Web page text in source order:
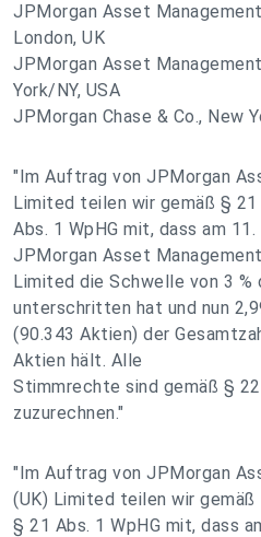
JPMorgan Asset
London, UK
JPMorgan Asset
York/NY, USA
JPMorgan Chase & Co., New
"Im Auftrag von JPMorgan
Limited teilen wir gemäß § 21
Abs. 1 WpHG mit, dass am
JPMorgan Asset
Limited die Schwelle von 3
unterschritten hat und nun
(90.343 Aktien) der
Aktien hält. Alle
Stimmrechte sind gemäß §
zuzurechnen."
"Im Auftrag von JPMorgan
(UK) Limited teilen wir gemäß
§ 21 Abs. 1 WpHG mit, dass